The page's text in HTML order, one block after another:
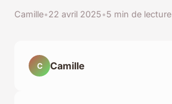
Camille•22 avril 2025•5 min de lecture
C Camille